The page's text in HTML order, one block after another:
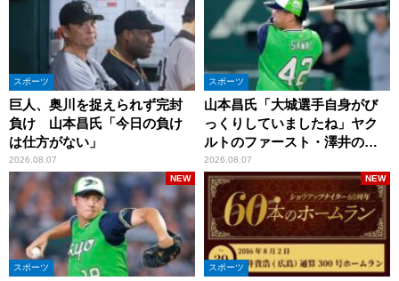
スポーツ
巨人、奥川を捉えられず完封
負け 山本昌氏「今日の負け
は仕方がない」
2026.08.07
スポーツ
山本昌氏「大城選手自身がび
っくりしていましたね」ヤク
ルトのファースト・澤井の判
断を評価
2026.08.07
スポーツ
NEW
スポーツ
NEW